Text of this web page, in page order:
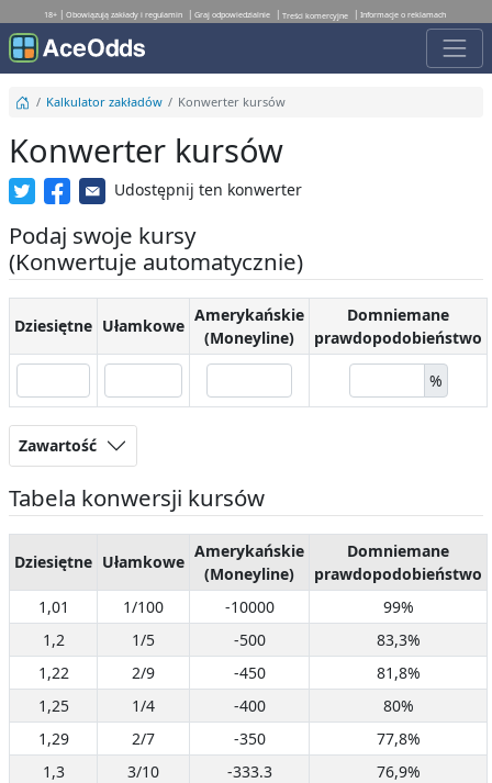
18+ Obowiązują zakłady i regulamin Graj odpowiedzialnie Treści komercyjne Informacje o reklamach
Kalkulator zakładów Konwerter kursów
Konwerter kursów
Udostępnij ten konwerter
Podaj swoje kursy
(Konwertuje automatycznie)
Dziesiętne Ułamkowe
Amerykańskie
(Moneyline)
Domniemane
prawdopodobieństwo
%
Zawartość
Tabela konwersji kursów
Dziesiętne Ułamkowe
Amerykańskie
(Moneyline)
Domniemane
prawdopodobieństwo
1,01
1/100 -10000
99%
1,2
1/5 -500
83,3%
1,22
2/9 -450
81,8%
1,25
1/4 -400
80%
1,29
2/7 -350
77,8%
1,3
3/10 -333.3
76,9%